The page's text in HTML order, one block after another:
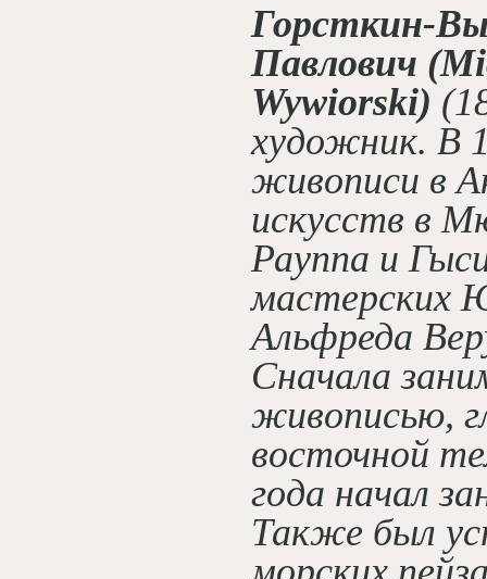
Горсткин-
Павлович
Wywiorski)
художник. В
живописи в
искусств в
Рауппа и
мастерских
Альфреда
Сначала
живописью,
восточной
года начал
Также был